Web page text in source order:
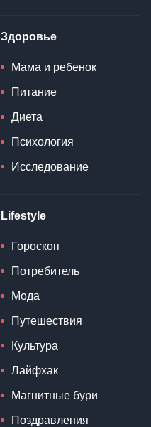
Здоровье
Мама и ребенок
Питание
Диета
Психология
Исследование
Lifestyle
Гороскоп
Потребитель
Мода
Путешествия
Культура
Лайфхак
Магнитные бури
Поздравления